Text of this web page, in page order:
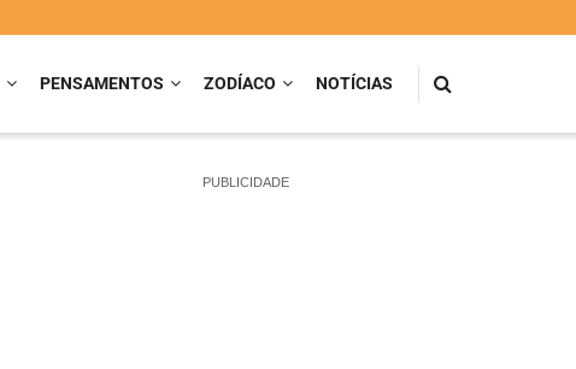
PENSAMENTOS ZODÍACO NOTÍCIAS
PUBLICIDADE